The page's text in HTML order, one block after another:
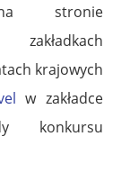
stronie
krajowych
w zakładce
konkursu